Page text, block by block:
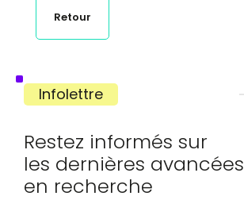
Retour
Infolettre
Restez informés sur
les dernières avancées
en recherche